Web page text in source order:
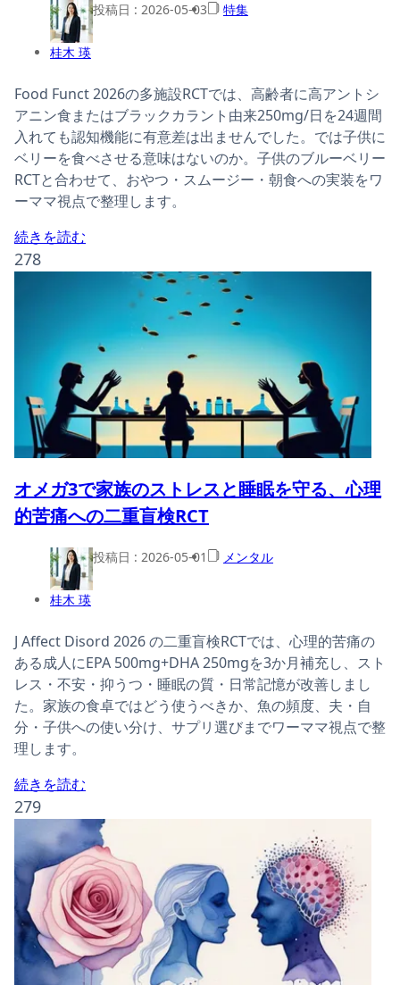
桂木 瑛
投稿日 : 2026-05-03 特集
Food Funct 2026の多施設RCTでは、高齢者に高アントシ
アニン食またはブラックカラント由来250mg/日を24週間
入れても認知機能に有意差は出ませんでした。では子供に
ベリーを食べさせる意味はないのか。子供のブルーベリー
RCTと合わせて、おやつ・スムージー・朝食への実装をワ
ーママ視点で整理します。
続きを読む
278
オメガ3で家族のストレスと睡眠を守る、心理
的苦痛への二重盲検RCT
桂木 瑛
投稿日 : 2026-05-01 メンタル
J Affect Disord 2026 の二重盲検RCTでは、心理的苦痛の
ある成人にEPA 500mg+DHA 250mgを3か月補充し、スト
レス・不安・抑うつ・睡眠の質・日常記憶が改善しまし
た。家族の食卓ではどう使うべきか、魚の頻度、夫・自
分・子供への使い分け、サプリ選びまでワーママ視点で整
理します。
続きを読む
279